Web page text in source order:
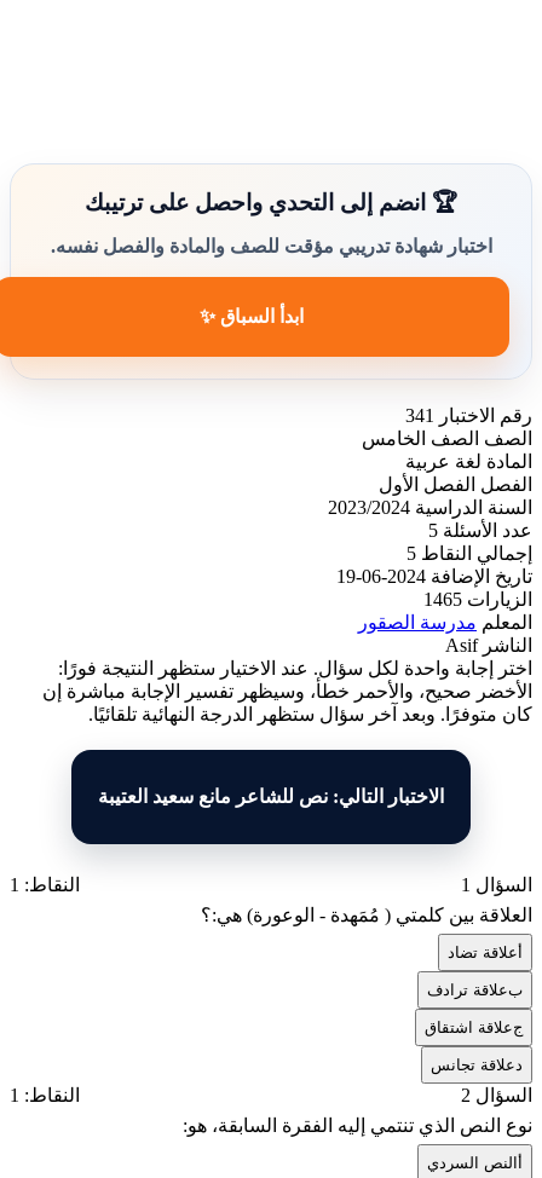
🏆 انضم إلى التحدي واحصل على ترتيبك
اختبار شهادة تدريبي مؤقت للصف والمادة والفصل نفسه.
ابدأ السباق ✨
رقم الاختبار
341
الصف
الصف الخامس
المادة لغة عربية
الفصل
الفصل الأول
السنة الدراسية 2023/2024
عدد الأسئلة 5
إجمالي النقاط 5
تاريخ الإضافة 2024-06-19
الزيارات 1465
المعلم مدرسة الصقور
الناشر Asif
اختر إجابة واحدة لكل سؤال. عند الاختيار ستظهر النتيجة فورًا:
الأخضر صحيح، والأحمر خطأ، وسيظهر تفسير الإجابة مباشرة إن
كان متوفرًا. وبعد آخر سؤال ستظهر الدرجة النهائية تلقائيًا.
الاختبار التالي: نص للشاعر مانع سعيد العتيبة
السؤال 1
النقاط: 1
العلاقة بين كلمتي ( مُمَهدة - الوعورة) هي:؟
علاقة تضاد
بعلاقة ترادف
جعلاقة اشتقاق
علاقة تجانس
السؤال 2
النقاط: 1
نوع النص الذي تنتمي إليه الفقرة السابقة، هو:
النص السردي